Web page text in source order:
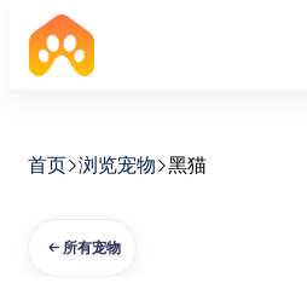
首页 浏览宠物 黑猫
所有宠物